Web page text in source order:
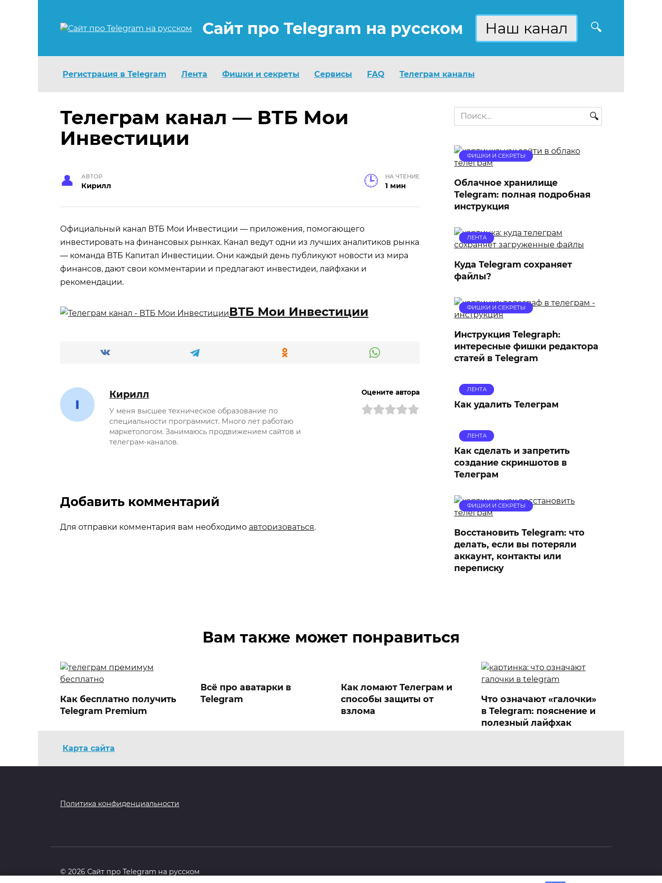
Сайт про Telegram на русском Наш канал
Регистрация в Telegram Лента Фишки и секреты Сервисы FAQ Телеграм каналы
Телеграм канал — ВТБ Мои
Инвестиции
АВТОР
Кирилл
НА ЧТЕНИЕ
1 мин
Официальный канал ВТБ Мои Инвестиции — приложения, помогающего
инвестировать на финансовых рынках. Канал ведут одни из лучших аналитиков рынка
— команда ВТБ Капитал Инвестиции. Они каждый день публикуют новости из мира
финансов, дают свои комментарии и предлагают инвестидеи, лайфхаки и
рекомендации.
ВТБ Мои Инвестиции
Кирилл
У меня высшее техническое образование по
специальности программист. Много лет работаю
маркетологом. Занимаюсь продвижением сайтов и
телеграм-каналов.
Оцените автора
Добавить комментарий
Для отправки комментария вам необходимо авторизоваться.
Search
for:
ФИШКИ И СЕКРЕТЫ
Облачное хранилище
Telegram: полная подробная
инструкция
ЛЕНТА
Куда Telegram сохраняет
файлы?
ФИШКИ И СЕКРЕТЫ
Инструкция Telegraph:
интересные фишки редактора
статей в Тelegram
ЛЕНТА
Как удалить Телеграм
ЛЕНТА
Как сделать и запретить
создание скриншотов в
Телеграм
ФИШКИ И СЕКРЕТЫ
Восстановить Telegram: что
делать, если вы потеряли
аккаунт, контакты или
переписку
Вам также может понравиться
Как бесплатно получить
Telegram Premium
Всё про аватарки в
Telegram
Как ломают Телеграм и
способы защиты от
взлома
Что означают «галочки»
в Telegram: пояснение и
полезный лайфхак
Режим «картинка в
Карта сайта
Политика конфиденциальности
© 2026 Сайт про Telegram на русском